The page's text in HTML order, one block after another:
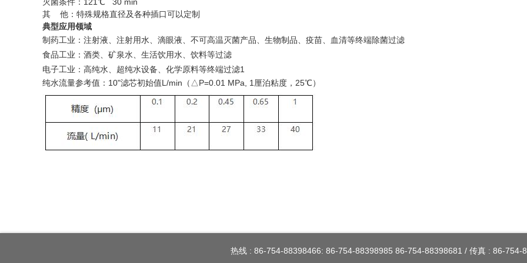
其 他：特殊规格直径及各种插口可以定制
典型应用领域
制药工业：注射液、注射用水、滴眼液、不可高温灭菌产品、生物制品、疫苗、血清等终端除菌过滤
食品工业：酒类、矿泉水、生活饮用水、饮料等过滤
电子工业：高纯水、超纯水设备、化学原料等终端过滤1
纯水流量参考值：10"滤芯初始值L/min（△P=0.01 MPa, 1厘泊粘度，25℃）
热线 : 86-754-88398466: 86-754-88398985 86-754-88398681 / 传真 : 86-754-